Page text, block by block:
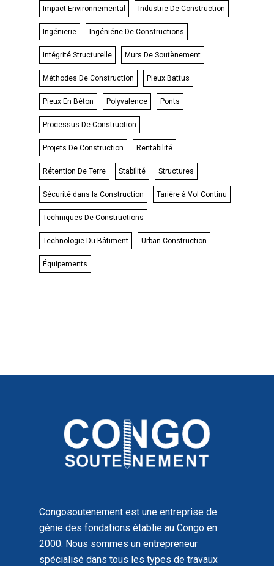
Impact Environnemental Industrie De Construction
Ingénierie Ingéniérie De Constructions
Intégrité Structurelle Murs De Soutènement
Méthodes De Construction Pieux Battus
Pieux En Béton Polyvalence Ponts
Processus De Construction
Projets De Construction Rentabilité
Rétention De Terre Stabilité Structures
Sécurité dans la Construction Tarière à Vol Continu
Techniques De Constructions
Technologie Du Bâtiment Urban Construction
Équipements
Congosoutenement est une entreprise de
génie des fondations établie au Congo en
2000. Nous sommes un entrepreneur
spécialisé dans tous les types de travaux